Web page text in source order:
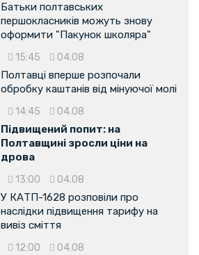
Батьки полтавських
першокласників можуть знову
оформити "Пакунок школяра"
15:45 04.08
Полтавці вперше розпочали
обробку каштанів від мінуючої молі
14:45 04.08
Підвищений попит: на
Полтавщині зросли ціни на
дрова
13:00 04.08
У КАТП-1628 розповіли про
наслідки підвищення тарифу на
вивіз сміття
12:00 04.08